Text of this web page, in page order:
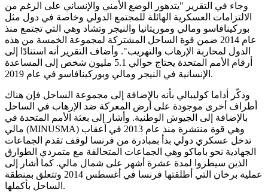
وجاء في التقرير "يتدهور الوضع الأمني ​​والإنساني على الرغم من
الالتزامات العسكرية الهائلة للمجتمع الدولي وخاصة في دول مثل
بوركينافاسو ومالي وموريتانيا والنيجر وتشاد وهي التي تجتمع منذ
عام 2014 ضمن قوة الساحل المشتركة لمجموعة الخمسة من هذه
الدول لمحاربة الإرهاب والتهريب". وأضاف التقرير أنه استنادًا إلى
أرقام الأمم المتحدة يحتاج حوالي 5.1 مليون شخص إلى المساعدة
الإنسانية في النيجر ومالي وبوركينافاسو في عام 2019.
وذكّر أداما كوليبالي بأنه بالإضافة إلى مجموعة الساحل فإن هناك
أطراف أخرى موجودة على أرض المعركة ضد الإرهاب في الساحل
بالإضافة إلى الجيوش الوطنية. وأشار إلى بعثة الأمم المتحدة في
مالي (MINUSMA) وهي قوة منتشرة منذ عام 2013 في أعقاب
تدخل عسكري دولي بدأ بمبادرة من فرنسا لوقف تقدم الجماعات
الجهادية نحو باماكو وهي الجماعات المتحالفة مع متمردي الطوارق
الذين سيطروا لمدة عشرة أشهر على شمال مالي. كما أشار إلى
عملية برخان التي أطلقتها فرنسا في أغسطس 2014 وتتعلق بمنطقة
الساحل بأكملها.